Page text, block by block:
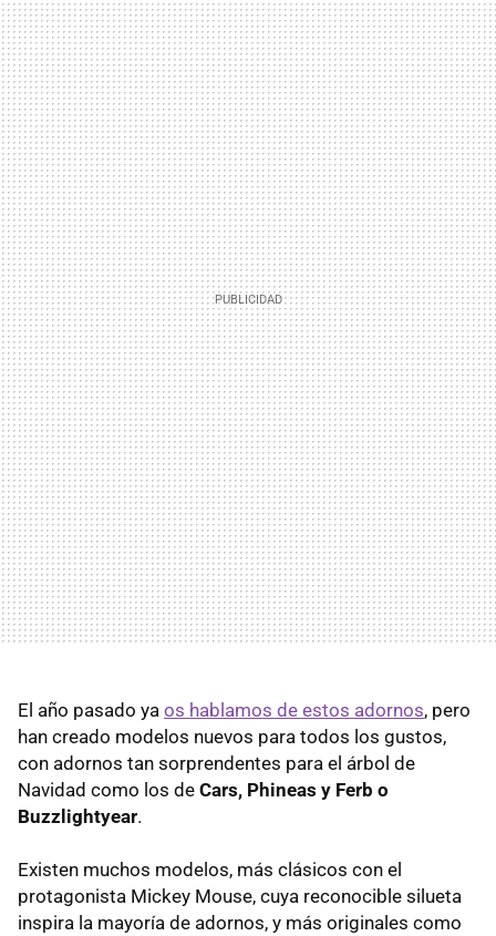
El año pasado ya os hablamos de estos adornos, pero
han creado modelos nuevos para todos los gustos,
con adornos tan sorprendentes para el árbol de
Navidad como los de Cars, Phineas y Ferb o
Buzzlightyear.
Existen muchos modelos, más clásicos con el
protagonista Mickey Mouse, cuya reconocible silueta
inspira la mayoría de adornos, y más originales como